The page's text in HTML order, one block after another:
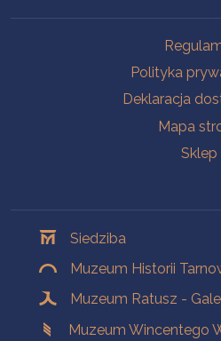
Polityka
Deklaracja
Mapa
Sklep
Siedziba
Muzeum Historii
Muzeum Ratusz -
Muzeum Wincentego